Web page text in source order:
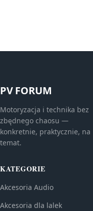
PV FORUM
Motoryzacja i technika bez
zbędnego chaosu —
konkretnie, praktycznie, na
temat.
KATEGORIE
Akcesoria Audio
Akcesoria dla lalek